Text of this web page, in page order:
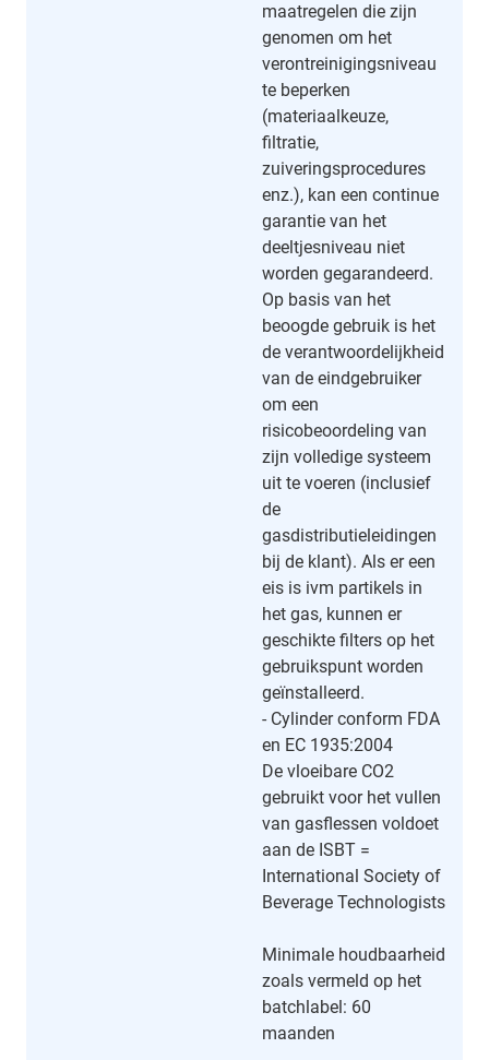
maatregelen die zijn
genomen om het
verontreinigingsniveau
te beperken
(materiaalkeuze,
filtratie,
zuiveringsprocedures
enz.), kan een continue
garantie van het
deeltjesniveau niet
worden gegarandeerd.
Op basis van het
beoogde gebruik is het
de verantwoordelijkheid
van de eindgebruiker
om een
risicobeoordeling van
zijn volledige systeem
uit te voeren (inclusief
de
gasdistributieleidingen
bij de klant). Als er een
eis is ivm partikels in
het gas, kunnen er
geschikte filters op het
gebruikspunt worden
geïnstalleerd.
- Cylinder conform FDA
en EC 1935:2004
De vloeibare CO2
gebruikt voor het vullen
van gasflessen voldoet
aan de ISBT =
International Society of
Beverage Technologists
Minimale houdbaarheid
zoals vermeld op het
batchlabel: 60
maanden